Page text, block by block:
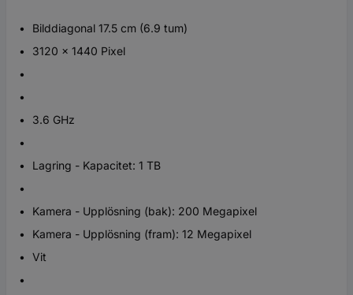
Bilddiagonal 17.5 cm (6.9 tum)
3120 x 1440 Pixel
3.6 GHz
Lagring - Kapacitet: 1 TB
Kamera - Upplösning (bak): 200 Megapixel
Kamera - Upplösning (fram): 12 Megapixel
Vit